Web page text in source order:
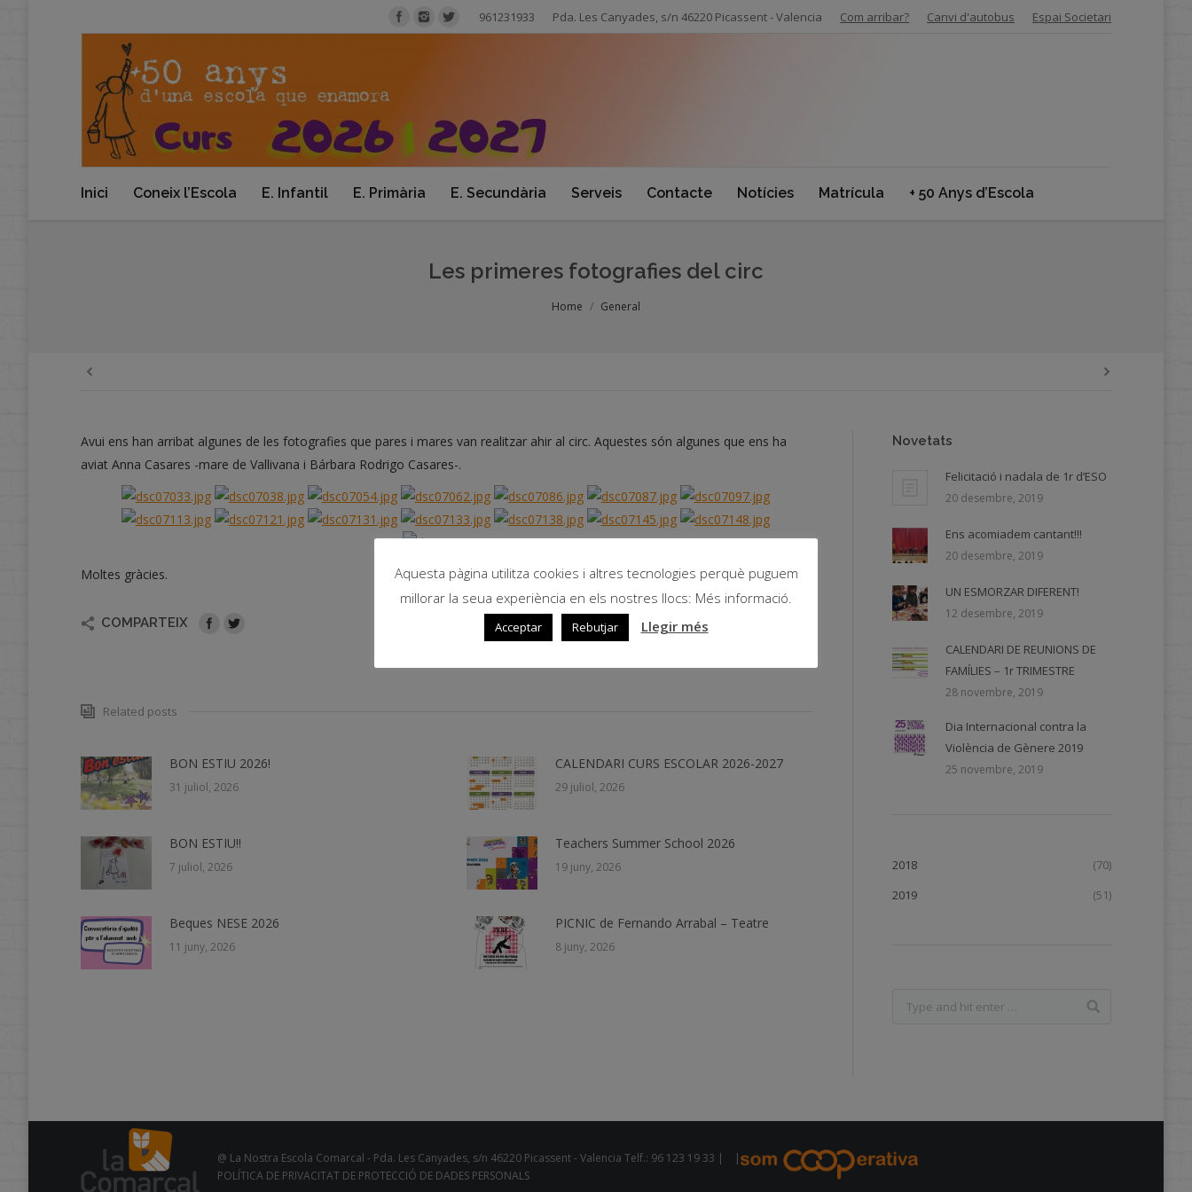
961231933 Pda. Les Canyades, s/n 46220 Picassent - Valencia Com arribar? Canvi d'autobus Espai Societari
Inici Coneix l’Escola E. Infantil E. Primària E. Secundària Serveis Contacte Notícies Matrícula + 50 Anys d’Escola
Les primeres fotografies del circ
Home General
Avui ens han arribat algunes de les fotografies que pares i mares van realitzar ahir al circ. Aquestes són algunes que ens ha
aviat Anna Casares -mare de Vallivana i Bárbara Rodrigo Casares-.
Moltes gràcies.
COMPARTEIX
Related posts
BON ESTIU 2026!
31 juliol, 2026
CALENDARI CURS ESCOLAR 2026-2027
29 juliol, 2026
BON ESTIU!!
7 juliol, 2026
Teachers Summer School 2026
19 juny, 2026
Beques NESE 2026
11 juny, 2026
PICNIC de Fernando Arrabal – Teatre
8 juny, 2026
Novetats
Felicitació i nadala de 1r d’ESO
20 desembre, 2019
Ens acomiadem cantant!!!
20 desembre, 2019
UN ESMORZAR DIFERENT!
12 desembre, 2019
CALENDARI DE REUNIONS DE
FAMÍLIES – 1r TRIMESTRE
28 novembre, 2019
Dia Internacional contra la
Violència de Gènere 2019
25 novembre, 2019
2018
(70)
2019
(51)
@ La Nostra Escola Comarcal - Pda. Les Canyades, s/n 46220 Picassent - Valencia Telf.: 96 123 19 33 |
|
POLÍTICA DE PRIVACITAT DE PROTECCIÓ DE DADES PERSONALS
Aquesta pàgina utilitza cookies i altres tecnologies perquè puguem
millorar la seua experiència en els nostres llocs: Més informació.
Acceptar Rebutjar Llegir més